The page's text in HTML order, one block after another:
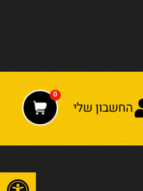
החשבון שלי
0